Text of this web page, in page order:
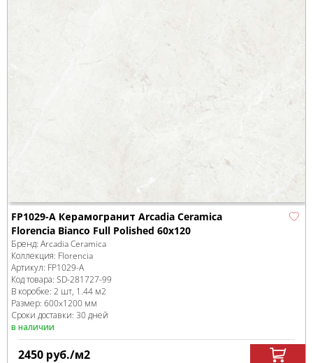
FP1029-A Керамогранит Arcadia Ceramica
Florencia Bianco Full Polished 60x120
Бренд: Arcadia Ceramica
Коллекция: Florencia
Артикул: FP1029-A
Код товара: SD-281727-99
В коробке: 2 шт, 1.44 м2
Размер: 600x1200 мм
Сроки доставки: 30 дней
в наличии
2450 руб./м2